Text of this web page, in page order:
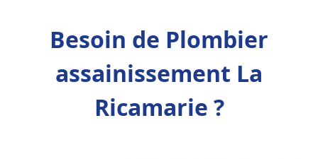
Besoin de Plombier
assainissement La
Ricamarie ?